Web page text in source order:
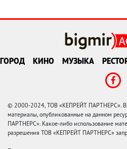
ГОРОД КИНО МУЗЫКА
© 2000-2024, ТОВ «КЕПРЕЙТ ПАРТНЕРС».
материалы, опубликованные на данном
ПАРТНЕРС». Какое-либо использование
разрешения ТОВ «КЕПРЕЙТ ПАРТНЕРС»